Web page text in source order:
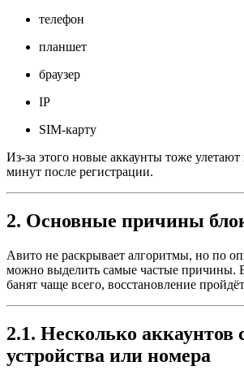
телефон
планшет
браузер
IP
SIM-карту
Из-за этого новые аккаунты тоже улетают
минут после регистрации.
2. Основные причины
Авито не раскрывает алгоритмы, но по
можно выделить самые частые причины.
банят чаще всего, восстановление
2.1. Несколько аккаунтов
устройства или номера